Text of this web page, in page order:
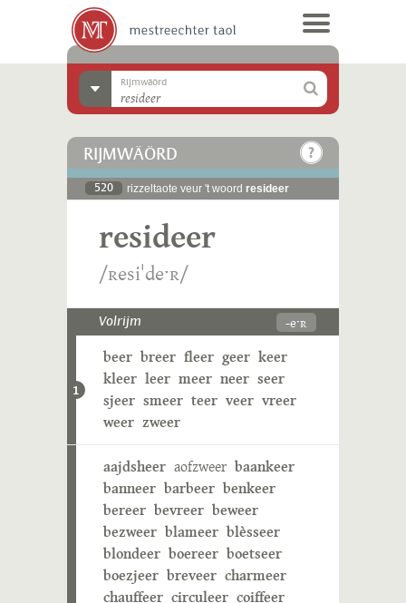
Rijmwäörd
RIJMWÄÖRD
520 rizzeltaote veur 't woord resideer
resideer
/ʀesiˈdeˑʀ/
Volrijm -eˑʀ
1
beer breer fleer geer keer
kleer leer meer neer seer
sjeer smeer teer veer vreer
weer zweer
aajdsheer aofzweer baankeer
banneer barbeer benkeer
bereer bevreer beweer
bezweer blameer blèsseer
blondeer boereer boetseer
boezjeer breveer charmeer
chauffeer circuleer coiffeer